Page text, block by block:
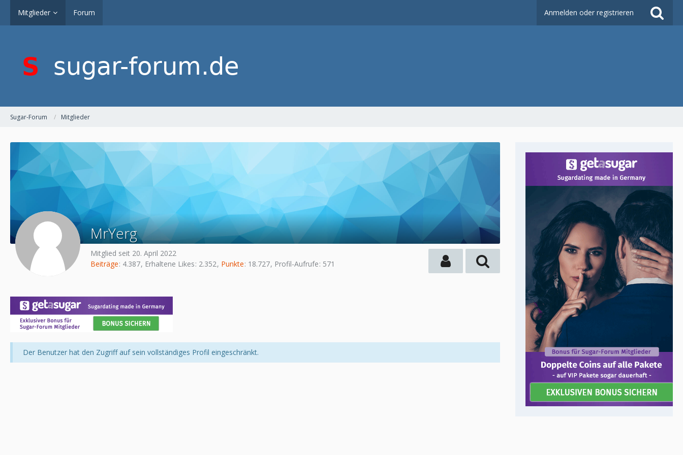
Mitglieder Forum Anmelden oder registrieren
Sugar-Forum Mitglieder
MrYerg
Mitglied seit 20. April 2022
Beiträge 4.387 Erhaltene Likes 2.352 Punkte 18.727 Profil-Aufrufe 571
Der Benutzer hat den Zugriff auf sein vollständiges Profil eingeschränkt.